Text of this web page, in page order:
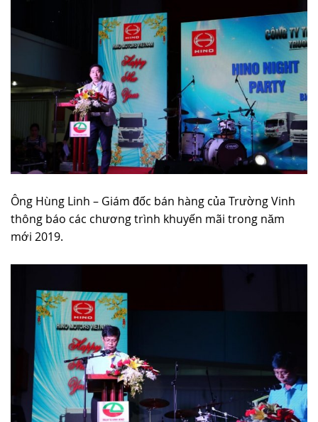
Ông Hùng Linh – Giám đốc bán hàng của Trường Vinh
thông báo các chương trình khuyến mãi trong năm
mới 2019.